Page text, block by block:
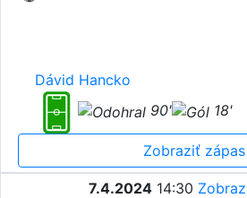
Dávid Hancko
90'
18'
Zobraziť zápas
7.4.2024 14:30